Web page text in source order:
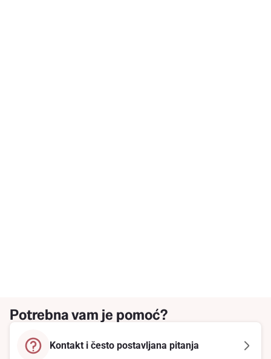
Potrebna vam je pomoć?
Kontakt i često postavljana pitanja